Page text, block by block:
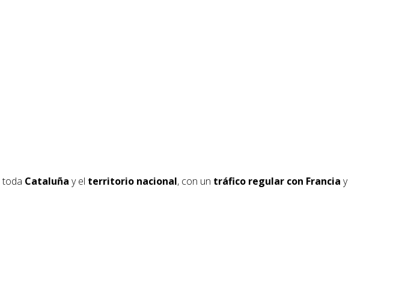
toda Cataluña y el territorio nacional, con un tráfico regular con Francia y